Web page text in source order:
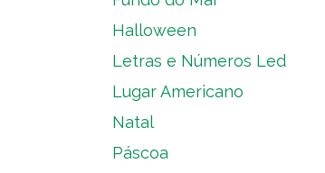
Halloween
Letras e Números Led
Lugar Americano
Natal
Páscoa